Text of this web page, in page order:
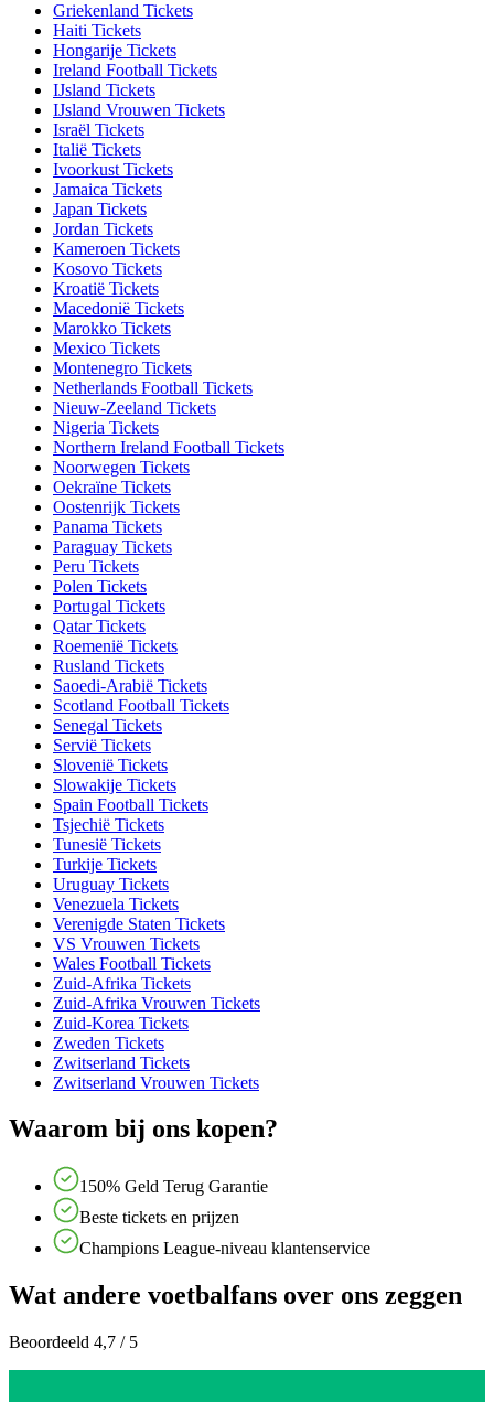
Griekenland Tickets
Haiti Tickets
Hongarije Tickets
Ireland Football Tickets
IJsland Tickets
IJsland Vrouwen Tickets
Israël Tickets
Italië Tickets
Ivoorkust Tickets
Jamaica Tickets
Japan Tickets
Jordan Tickets
Kameroen Tickets
Kosovo Tickets
Kroatië Tickets
Macedonië Tickets
Marokko Tickets
Mexico Tickets
Montenegro Tickets
Netherlands Football Tickets
Nieuw-Zeeland Tickets
Nigeria Tickets
Northern Ireland Football Tickets
Noorwegen Tickets
Oekraïne Tickets
Oostenrijk Tickets
Panama Tickets
Paraguay Tickets
Peru Tickets
Polen Tickets
Portugal Tickets
Qatar Tickets
Roemenië Tickets
Rusland Tickets
Saoedi-Arabië Tickets
Scotland Football Tickets
Senegal Tickets
Servië Tickets
Slovenië Tickets
Slowakije Tickets
Spain Football Tickets
Tsjechië Tickets
Tunesië Tickets
Turkije Tickets
Uruguay Tickets
Venezuela Tickets
Verenigde Staten Tickets
VS Vrouwen Tickets
Wales Football Tickets
Zuid-Afrika Tickets
Zuid-Afrika Vrouwen Tickets
Zuid-Korea Tickets
Zweden Tickets
Zwitserland Tickets
Zwitserland Vrouwen Tickets
Waarom bij ons kopen?
150% Geld Terug Garantie
Beste tickets en prijzen
Champions League-niveau klantenservice
Wat andere voetbalfans over ons zeggen
Beoordeeld 4,7 / 5